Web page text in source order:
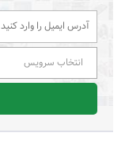
انتخاب سرویس